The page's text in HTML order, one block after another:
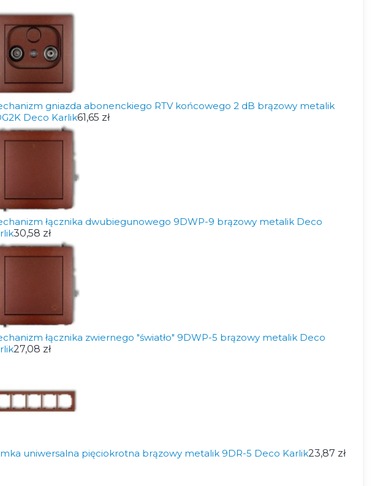
gniazda abonenckiego RTV końcowego 2 dB brązowy metalik
Deco Karlik61,65 zł
łącznika dwubiegunowego 9DWP-9 brązowy metalik Deco
30,58 zł
łącznika zwiernego "światło" 9DWP-5 brązowy metalik Deco
27,08 zł
uniwersalna pięciokrotna brązowy metalik 9DR-5 Deco Karlik23,87 zł